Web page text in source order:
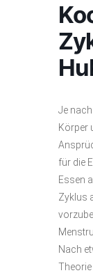
Je
Körper
für die
Essen
Zyklus
Nach
Theorie